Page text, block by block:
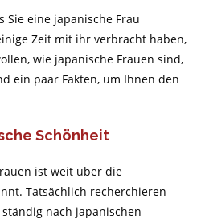
Sie eine japanische Frau
Zeit mit ihr verbracht haben,
wie japanische Frauen sind,
ein paar Fakten, um Ihnen den
Schönheit
ist weit über die
Tatsächlich recherchieren
nach japanischen